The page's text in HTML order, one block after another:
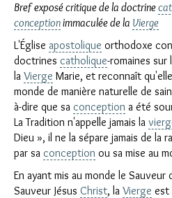
Bref exposé critique de la doctrine
conceptionimmaculée de la Vierge
L'Église apostolique orthodoxe
doctrines catholique-romaines sur
la Vierge Marie, et reconnaît
monde de manière naturelle de
à-dire que sa conception a été
La Tradition n'appelle jamais la
Dieu », il ne la sépare jamais de la
par sa conception ou sa mise au
En ayant mis au monde le
Sauveur Jésus Christ, la Vierge est